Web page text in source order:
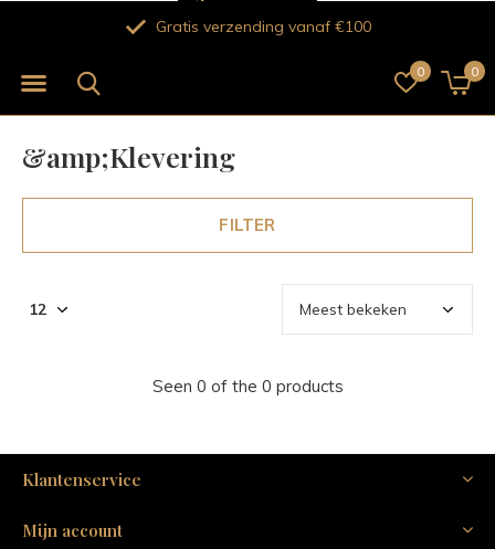
0 0
Gratis verzending vanaf €100
&amp;Klevering
FILTER
Seen 0 of the 0 products
Klantenservice
Mijn account